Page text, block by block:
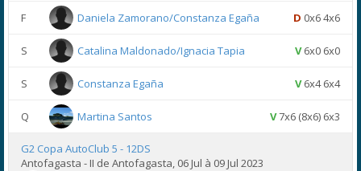
F Daniela Zamorano/Constanza Egaña D 0x6 4x6
S Catalina Maldonado/Ignacia Tapia V6x0 6x0
S Constanza Egaña V6x4 6x4
Q Martina Santos V7x6 (8x6) 6x3
G2 Copa AutoClub 5 - 12DS
Antofagasta - II de Antofagasta, 06 Jul à 09 Jul 2023